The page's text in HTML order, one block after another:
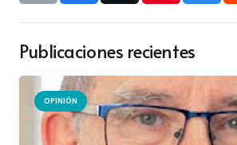
Publicaciones recientes
OPINIÓN